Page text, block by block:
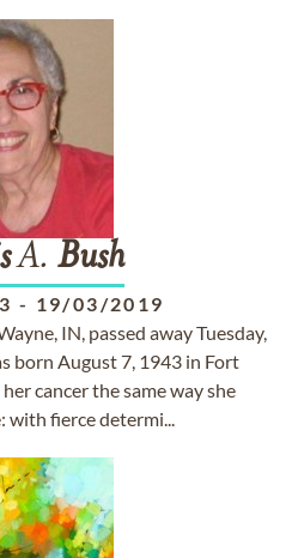
A. Bush
- 19/03/2019
IN, passed away Tuesday,
born August 7, 1943 in Fort
cancer the same way she
with fierce determi...